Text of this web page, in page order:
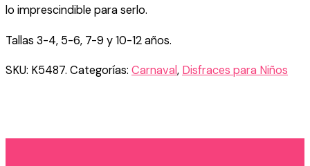
lo imprescindible para serlo.
Tallas 3-4, 5-6, 7-9 y 10-12 años.
SKU: K5487. Categorías: Carnaval, Disfraces para Niños